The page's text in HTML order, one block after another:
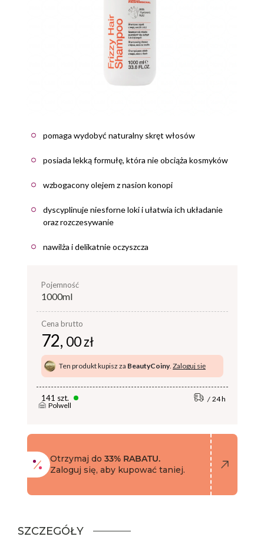
pomaga wydobyć naturalny skręt włosów
posiada lekką formułę, która nie obciąża kosmyków
wzbogacony olejem z nasion konopi
dyscyplinuje niesforne loki i ułatwia ich układanie
oraz rozczesywanie
nawilża i delikatnie oczyszcza
pojemność
1000ml
Cena brutto
72, 00 zł
Ten produkt kupisz za BeautyCoiny. Zaloguj się
141 szt.
Polwell
24 h
Otrzymaj do 33% RABATU.
Zaloguj się, aby kupować taniej.
SZCZEGÓŁY